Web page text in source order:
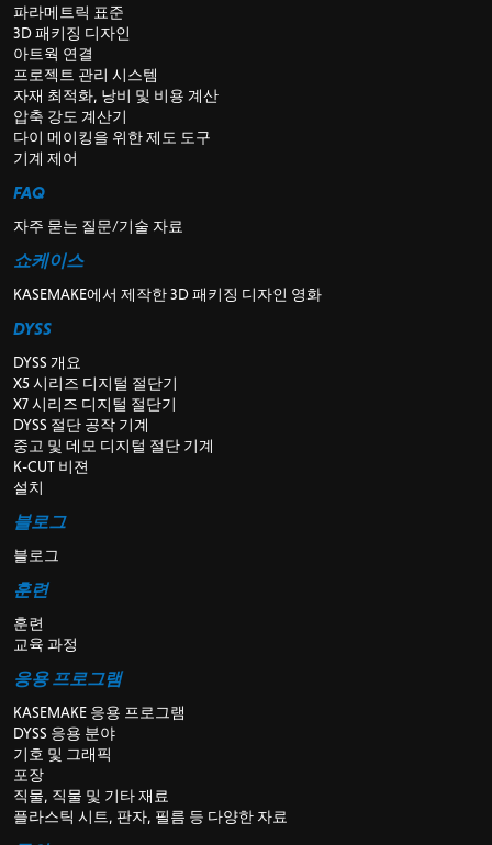
파라메트릭 표준
3D 패키징 디자인
아트웍 연결
프로젝트 관리 시스템
자재 최적화, 낭비 및 비용 계산
압축 강도 계산기
다이 메이킹을 위한 제도 도구
기계 제어
FAQ
자주 묻는 질문/기술 자료
쇼케이스
KASEMAKE에서 제작한 3D 패키징 디자인 영화
DYSS
DYSS 개요
X5 시리즈 디지털 절단기
X7 시리즈 디지털 절단기
DYSS 절단 공작 기계
중고 및 데모 디지털 절단 기계
K-CUT 비젼
설치
블로그
블로그
훈련
훈련
교육 과정
응용 프로그램
KASEMAKE 응용 프로그램
DYSS 응용 분야
기호 및 그래픽
포장
직물, 직물 및 기타 재료
플라스틱 시트, 판자, 필름 등 다양한 자료